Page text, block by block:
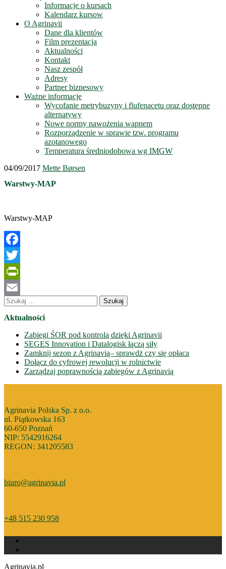
Informacje o kursach
Kalendarz kursow
O Agrinavii
Dane dla klientów
Film prezentacja
Aktualności
Kontakt
Nasz zespół
Adresy
Partner biznesowy
Ważne informacje
Wycofanie metrybuzyny i flufenacetu oraz dostępne
alternatywy
Nowe normy nawożenia wapnem
Rozporządzenie w sprawie tzw. programu
azotanowego
Temperatura średniodobowa wg IMGW
04/09/2017 Mette Børsen
Warstwy-MAP
Warstwy-MAP
Facebook
Twitter
PrintFriendly
Email
Szukaj:
Aktualności
Zabiegi ŚOR pod kontrolą dzięki Agrinavii
SEGES Innovation i Datalogisk łączą siły
Zamknij sezon z Agrinavią– sprawdż czy się opłaca
Dołącz do cyfrowej rewolucji w rolnictwie
Zarządzaj poprawnością zabiegów z Agrinavią
Agrinavia Polska Sp. z o.o.
ul. Piątkowska 163
60-650 Poznań
NIP: 5542916264
REGON: 341205583
biuro@agrinavia.pl
+48 515 230 958
Agrinavia.pl